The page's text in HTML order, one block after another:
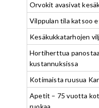
Orvokit avasivat
Vilppulan tila katsoo
Kesäkukkatarhojen
Hortiherttua
kustannuksissa
Kotimaista ruusua
Apetit – 75 vuotta